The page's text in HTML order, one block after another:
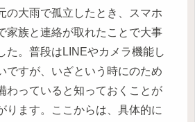
の大雨で孤立したとき、スマホ
家族と連絡が取れたことで大事
た。普段はLINEやカメラ機能し
ですが、いざという時にのため
わっていると知っておくことが
ります。ここからは、具体的に